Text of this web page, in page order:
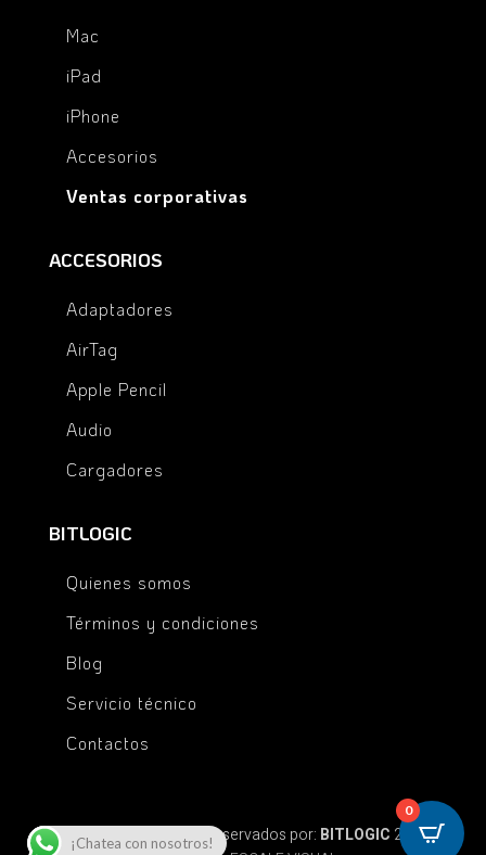
Mac
iPad
iPhone
Accesorios
Ventas corporativas
ACCESORIOS
Adaptadores
AirTag
Apple Pencil
Audio
Cargadores
BITLOGIC
Quienes somos
Términos y condiciones
Blog
Servicio técnico
Contactos
© Todos los derechos reservados por: BITLOGIC 2025 |
¡Chatea con nosotros!
0